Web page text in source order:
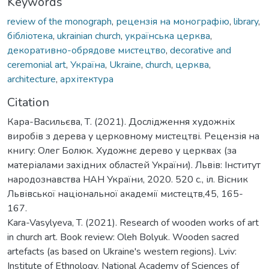
review of the monograph, рецензія на монографію, library,
бібліотека, ukrainian church, українська церква,
декоративно-обрядове мистецтво, decorative and
ceremonial art, Україна, Ukraine, church, церква,
architecture, архітектура
Citation
Кара-Васильєва, Т. (2021). Дослідження художніх
виробів з дерева у церковному мистецтві. Рецензія на
книгу: Олег Болюк. Художнє дерево у церквах (за
матеріалами західних областей України). Львів: Інститут
народознавства НАН України, 2020. 520 с., іл. Вісник
Львівської національної академії мистецтв,45, 165-
167.
Kara-Vasylyeva, T. (2021). Research of wooden works of art
in church art. Book review: Oleh Bolyuk. Wooden sacred
artefacts (as based on Ukraine's western regions). Lviv:
Institute of Ethnology. National Academy of Sciences of